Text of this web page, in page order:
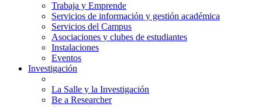
Trabaja y Emprende
Servicios de información y gestión académica
Servicios del Campus
Asociaciones y clubes de estudiantes
Instalaciones
Eventos
Investigación
La Salle y la Investigación
Be a Researcher